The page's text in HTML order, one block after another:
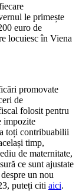
le primește
euro de
locuiesc în Viena
promovate
de
folosit pentru
impozite
toți contribuabilii
timp,
de maternitate,
ce sunt ajustate
un nou
puteți citi aici.